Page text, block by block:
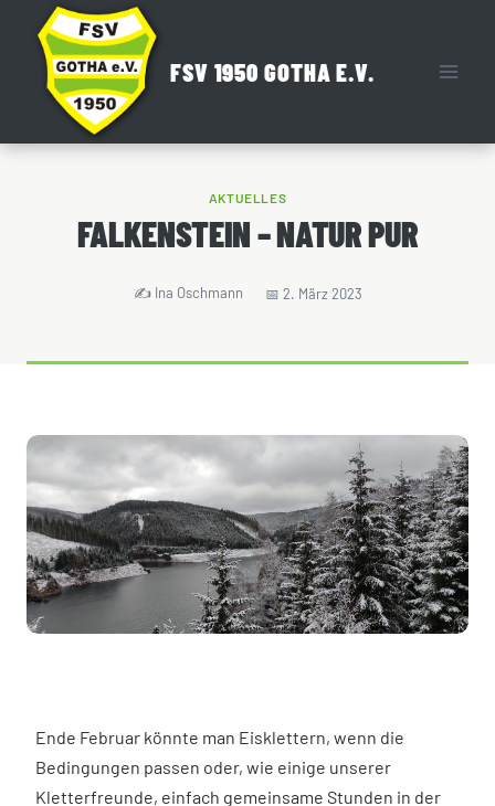
Inhalt
springen
FSV 1950 GOTHA E.V.
AKTUELLES
FALKENSTEIN – NATUR PUR
Ina Oschmann 2. März 2023
Ende Februar könnte man Eisklettern, wenn die
Bedingungen passen oder, wie einige unserer
Kletterfreunde, einfach gemeinsame Stunden in der